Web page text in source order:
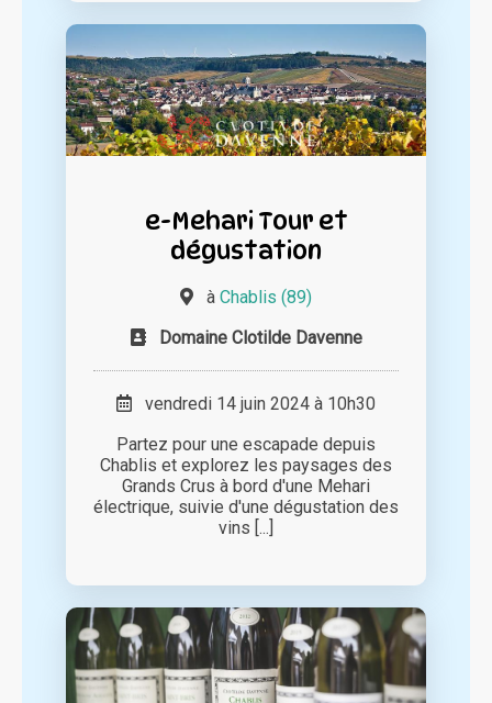
e-Mehari Tour et
dégustation
à Chablis (89)
Domaine Clotilde Davenne
vendredi 14 juin 2024 à 10h30
Partez pour une escapade depuis
Chablis et explorez les paysages des
Grands Crus à bord d'une Mehari
électrique, suivie d'une dégustation des
vins [...]